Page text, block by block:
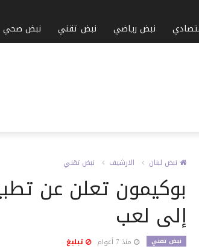
نبض رياضي نبض تقني نبض صحي
نبض لبنان الارشيف نبض تقني
بوكيمون تعلن عن
إلى لعب
نبض تقني منذ 7 أعوام تبليغ